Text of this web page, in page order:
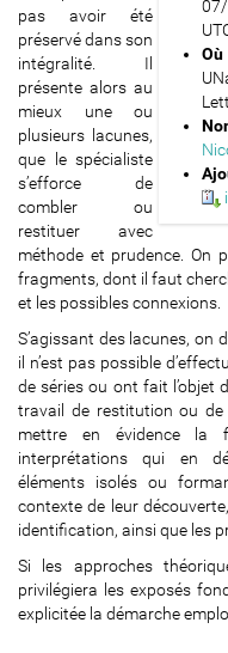
s
.
u
n
a
m
u
r
.
b
e
/
p
a
m
e
/
j
o
u
r
n
e
e
-
Où
pas avoir été
préservé dans son
intégralité. Il
présente alors au
mieux une ou
plusieurs lacunes,
que le spécialiste
s’efforce de
combler ou
restituer avec
méthode et prudence. On
fragments, dont il faut
et les possibles connexions.
S’agissant des lacunes, on
il n’est pas possible
de séries ou ont fait l’objet
travail de restitution ou
mettre en évidence la
interprétations qui en
éléments isolés ou
contexte de leur
identification, ainsi que les
Si les approches
privilégiera les exposés
explicitée la démarche